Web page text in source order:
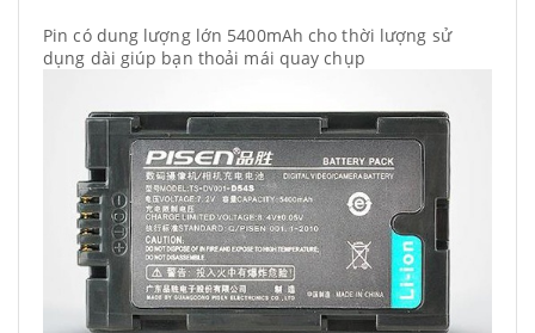
Pin có dung lượng lớn 5400mAh cho thời lượng sử
dụng dài giúp bạn thoải mái quay chụp